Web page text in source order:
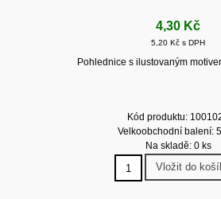
4,30 Kč
5,20 Kč s DPH
Pohlednice s ilustovaným
Kód produktu:
Velkoobchodní balení:
Na skladě: 0 ks
Vložit do